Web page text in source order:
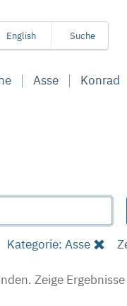
English Suche
Asse Konrad
Kategorie: Asse
Zeige